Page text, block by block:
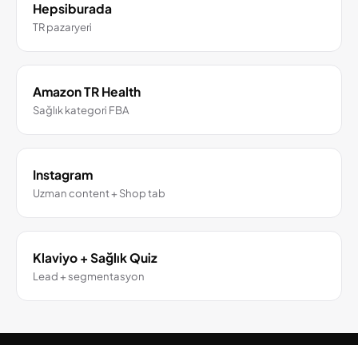
Hepsiburada
TR pazaryeri
Amazon TR Health
Sağlık kategori FBA
Instagram
Uzman content + Shop tab
Klaviyo + Sağlık Quiz
Lead + segmentasyon